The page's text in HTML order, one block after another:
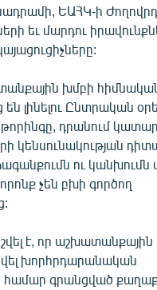
կայքերը
ԵԱՀԿ-ի
եւ մարդու
խմբի
են լինելու Ընտրական
դրանում
կենսունակության
ու կանխումն
չեն բխի գործող
է, որ աշխատանքային
խորհրդարանական
համար գրանցված